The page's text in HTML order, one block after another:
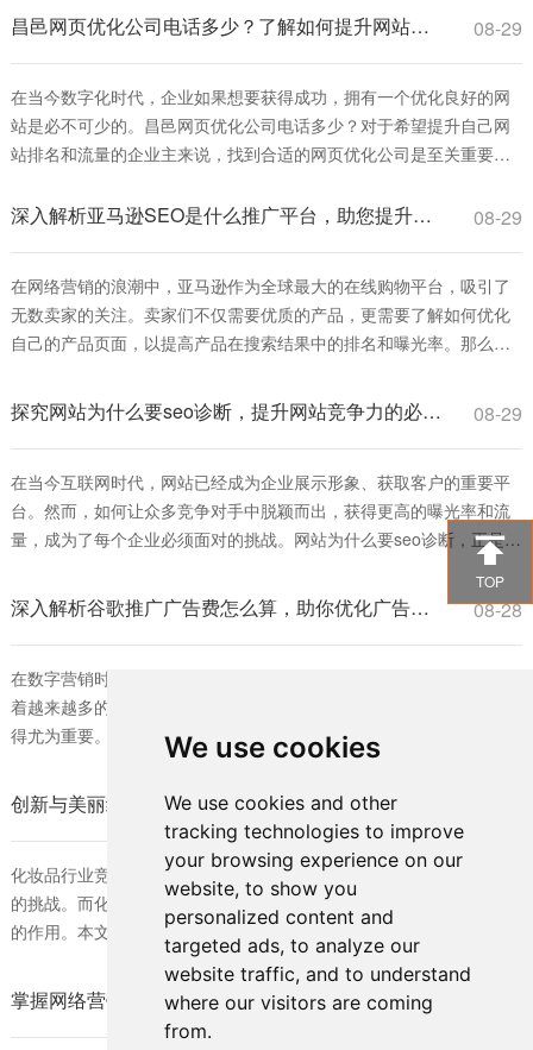
We use cookies
We use cookies and other
tracking technologies to improve
your browsing experience on our
website, to show you
personalized content and
targeted ads, to analyze our
website traffic, and to understand
where our visitors are coming
from.

TOP
并提升其在搜索引擎结果页面（SERP）中的排名所需支付的费用，这
些费用可能包括服务注册费、
昌邑网页优化公司电话多少？了解如何提升网站排名和流量 08-29
在当今数字化时代，企业如果想要获得成功，拥有一个优化良好的网
站是必不可少的。昌邑网页优化公司电话多少？对于希望提升自己网
站排名和流量的企业主来说，找到合适的网页优化公司是至关重要
页优化服务。 首先，网页优化是指通过一系列技术手段和策略，使得
深入解析亚马逊SEO是什么推广平台，助您提升产品曝光率 08-29
在网络营销的浪潮中，亚马逊作为全球最大的在线购物平台，吸引了
无数卖家的关注。卖家们不仅需要优质的产品，更需要了解如何优化
自己的产品页面，以提高产品在搜索结果中的排名和曝光率。那么，
念及其在推广中的重要性。 首先，我们来了解什么是亚马逊SEO。
SEO（Search Engine Optimization）即搜索引擎优化，是一种通过
探究网站为什么要seo诊断，提升网站竞争力的必由之路 08-29
在当今互联网时代，网站已经成为企业展示形象、获取客户的重要平
台。然而，如何让众多竞争对手中脱颖而出，获得更高的曝光率和流
量，成为了每个企业必须面对的挑战。网站为什么要seo诊断，正是为
了解决这一问题。SEO（搜索引擎优化）诊断能够帮助网站发现自身
存在的问题，从而进行针对性的改进，提高在搜索引擎中的排名。 首
先，网站为什么要seo诊断，可以帮助企业了解当前的SEO状态。通过
对网站进行全面的分析
深入解析谷歌推广广告费怎么算，助你优化广告预算策略 08-28
在数字营销时代，谷歌广告已成为许多企业不可或缺的推广工具。随
着越来越多的商家投入到这一平台，理解谷歌推广广告费怎么算便显
得尤为重要。对于希望在竞争激烈的市场中脱颖而出的企业而言，合
理的广告费用预算是确保营销效果的关键。 首先，我们需要明确谷歌
广告的收费模式。谷歌推广主要基于“每次点击费用”（CPC）进行计
费。也就是说，每当用户点击投放的广告时，商家需要支付一定的费
用。广告费的具体计算不仅与行
化妆品行业竞争激烈，如何在众多品牌中脱颖而出成为各大公司面临
的挑战。而化妆品外包装作为品牌形象的重要体现，发挥着不可忽视
的作用。本文将深入探讨化妆品外包装如何宣传推广以及有效的策
略，帮助品牌提升市场竞争力。 首先，化妆品外包装的重要性不言而
喻。它不仅保护产品，还有助于提升产品形象和用户体验。消费者通
常会被包装的设计和视觉效果吸引，因此，品牌制定独特、富有创意
的包装设计是成功的一步。化妆品外包
掌握网络营销的核心技巧：怎么样快速了解SEO的最佳方法